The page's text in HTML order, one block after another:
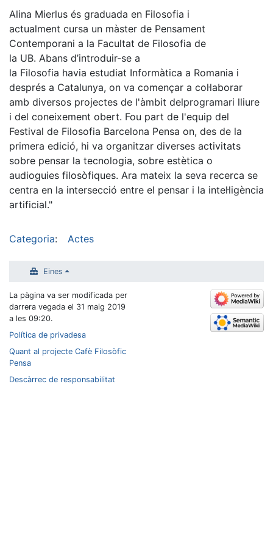
Alina Mierlus és graduada en Filosofia i
actualment cursa un màster de Pensament
Contemporani a la Facultat de Filosofia de
la UB. Abans d’introduir-se a
la Filosofia havia estudiat Informàtica a Romania i
després a Catalunya, on va començar a col·laborar
amb diversos projectes de l'àmbit delprogramari lliure
i del coneixement obert. Fou part de l'equip del
Festival de Filosofia Barcelona Pensa on, des de la
primera edició, hi va organitzar diverses activitats
sobre pensar la tecnologia, sobre estètica o
audioguies filosòfiques. Ara mateix la seva recerca se
centra en la intersecció entre el pensar i la intel·ligència
artificial."
Categoria: Actes
Eines
La pàgina va ser modificada per
darrera vegada el 31 maig 2019
a les 09:20.
Política de privadesa
Quant al projecte Cafè Filosòfic
Pensa
Descàrrec de responsabilitat